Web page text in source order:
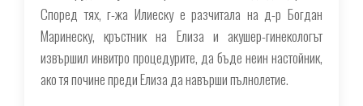
Според тях, г-жа Илиеску е разчитала на д-р Богдан
Маринеску, кръстник на Елиза и акушер-гинекологът
извършил инвитро процедурите, да бъде неин настойник,
ако тя почине преди Елиза да навърши пълнолетие.